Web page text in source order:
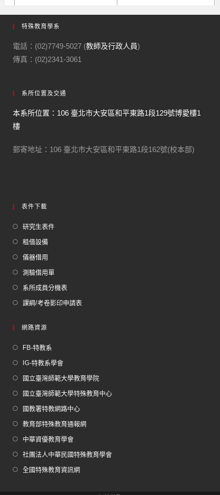
特殊教育學系
電話：(02)7749-5027 (教師及行政人員)
傳真：(02)2341-3061
系所位置及交通
本系所位置：106 臺北市大安區和平東路1段129號博愛樓1
樓
郵寄地址：106 臺北市大安區和平東路1段162號(校本部)
表件下載
研究生表件
租借設備
儀器借用
測驗借用單
系所成員分機表
課綱/考卷影印申請表
網路資源
FB-特教系
IG-特教系學會
國立臺灣師範大學教育學院
國立臺灣師範大學特殊教育中心
國教署特教網路中心
教育部特殊教育通報網
中華資優教育學會
社團法人中華民國特殊教育學會
全國特殊教育資訊網